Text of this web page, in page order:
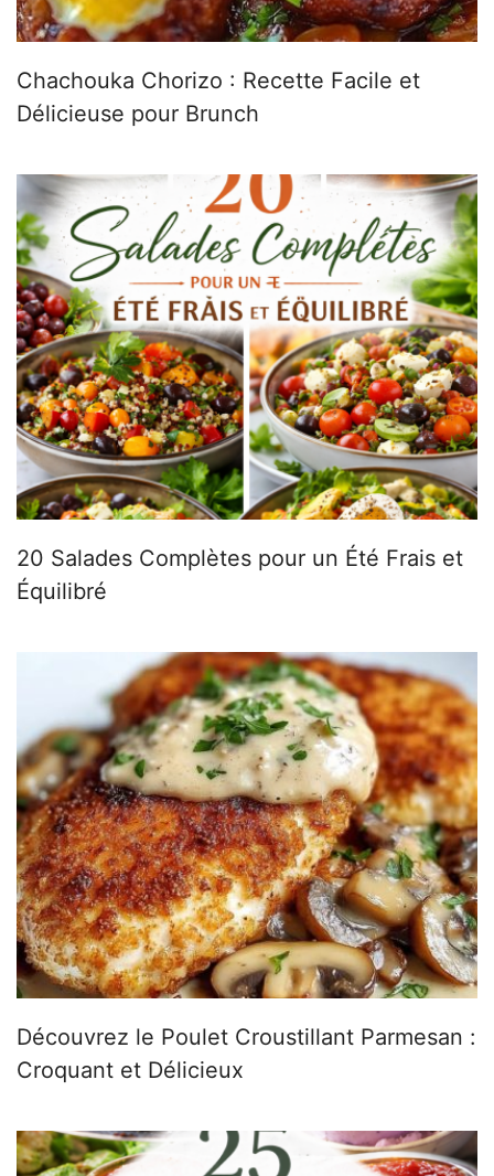
Chachouka Chorizo : Recette Facile et
Délicieuse pour Brunch
20 Salades Complètes pour un Été Frais et
Équilibré
Découvrez le Poulet Croustillant Parmesan :
Croquant et Délicieux